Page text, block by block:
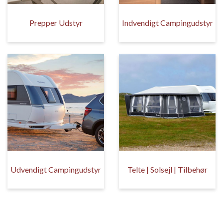
Prepper Udstyr Indvendigt Campingudstyr
Udvendigt Campingudstyr Telte | Solsejl | Tilbehør